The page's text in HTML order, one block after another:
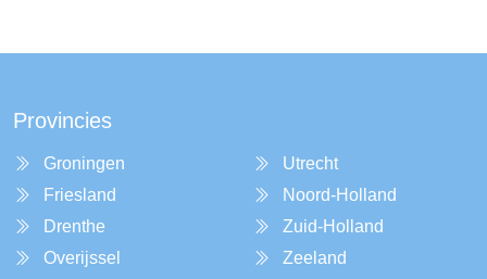
Provincies
Groningen
Friesland
Drenthe
Overijssel
Utrecht
Noord-Holland
Zuid-Holland
Zeeland